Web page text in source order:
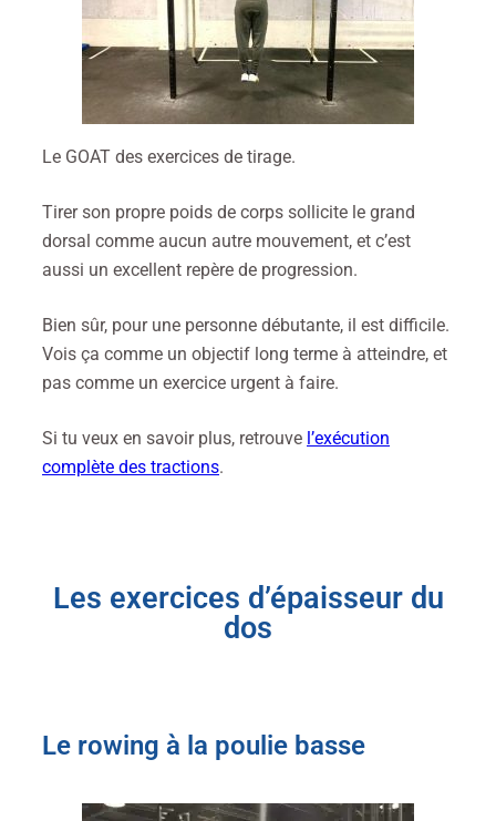
Le GOAT des exercices de tirage.
Tirer son propre poids de corps sollicite le grand
dorsal comme aucun autre mouvement, et c’est
aussi un excellent repère de progression.
Bien sûr, pour une personne débutante, il est difficile.
Vois ça comme un objectif long terme à atteindre, et
pas comme un exercice urgent à faire.
Si tu veux en savoir plus, retrouve l’exécution
complète des tractions.
Les exercices d’épaisseur du
dos
Le rowing à la poulie basse